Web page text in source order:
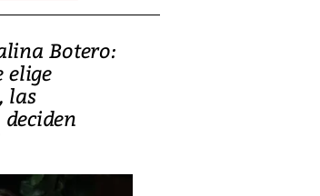
Botero:
elige
las
deciden